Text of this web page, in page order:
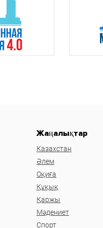
Жаңалықтар
Казахстан
Әлем
Оқиға
Құқық
Қаржы
Мәдениет
Спорт